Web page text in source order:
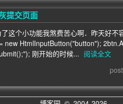
提交页面
这个小功能我煞费苦心啊．昨天好
new HtmlInputButton("button");
刚开始的时候... 阅读全文